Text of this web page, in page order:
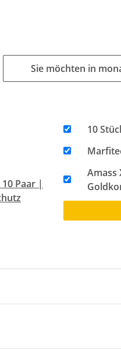
Sie möchten in
Paar |
10
Amass